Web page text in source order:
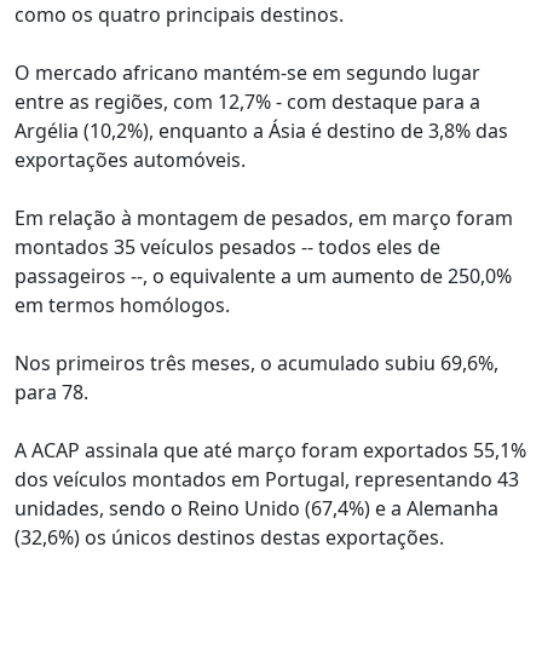
como os quatro principais destinos.
O mercado africano mantém-se em segundo lugar
entre as regiões, com 12,7% - com destaque para a
Argélia (10,2%), enquanto a Ásia é destino de 3,8% das
exportações automóveis.
Em relação à montagem de pesados, em março foram
montados 35 veículos pesados -- todos eles de
passageiros --, o equivalente a um aumento de 250,0%
em termos homólogos.
Nos primeiros três meses, o acumulado subiu 69,6%,
para 78.
A ACAP assinala que até março foram exportados 55,1%
dos veículos montados em Portugal, representando 43
unidades, sendo o Reino Unido (67,4%) e a Alemanha
(32,6%) os únicos destinos destas exportações.